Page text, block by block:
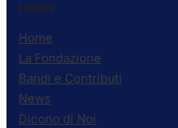
HOME
Home
La Fondazione
Bandi e Contributi
News
Dicono di Noi